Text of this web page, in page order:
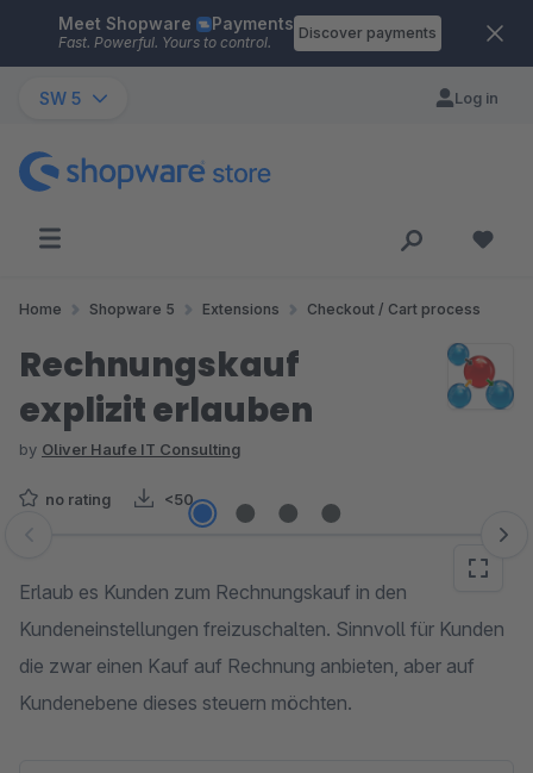
Skip to main content
Meet Shopware Payments
Fast. Powerful. Yours to control.
Discover payments
SW 5 Log in
Home Shopware 5 Extensions Checkout / Cart process
Rechnungskauf
explizit erlauben
by Oliver Haufe IT Consulting
no rating <50
Skip image gallery
Erlaub es Kunden zum Rechnungskauf in den
Kundeneinstellungen freizuschalten. Sinnvoll für Kunden
die zwar einen Kauf auf Rechnung anbieten, aber auf
Kundenebene dieses steuern möchten.